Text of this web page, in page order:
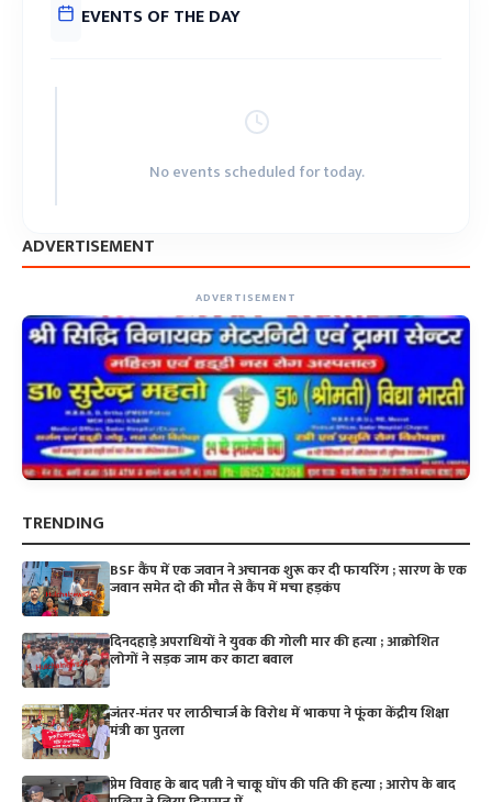
EVENTS OF THE DAY
No events scheduled for today.
ADVERTISEMENT
ADVERTISEMENT
TRENDING
BSF कैंप में एक जवान ने अचानक शुरू कर दी फायरिंग ; सारण के एक
जवान समेत दो की मौत से कैंप में मचा हड़कंप
दिनदहाड़े अपराधियों ने युवक की गोली मार की हत्या ; आक्रोशित
लोगों ने सड़क जाम कर काटा बवाल
जंतर-मंतर पर लाठीचार्ज के विरोध में भाकपा ने फूंका केंद्रीय शिक्षा
मंत्री का पुतला
प्रेम विवाह के बाद पत्नी ने चाकू घोंप की पति की हत्या ; आरोप के बाद